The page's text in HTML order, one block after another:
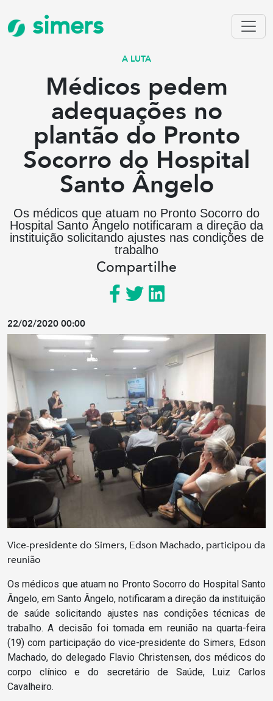
simers
A LUTA
Médicos pedem
adequações no
plantão do Pronto
Socorro do Hospital
Santo Ângelo
Os médicos que atuam no Pronto Socorro do
Hospital Santo Ângelo notificaram a direção da
instituição solicitando ajustes nas condições de
trabalho
Compartilhe
22/02/2020 00:00
Vice-presidente do Simers, Edson Machado, participou da
reunião
Os médicos que atuam no Pronto Socorro do Hospital Santo
Ângelo, em Santo Ângelo, notificaram a direção da instituição
de saúde solicitando ajustes nas condições técnicas de
trabalho. A decisão foi tomada em reunião na quarta-feira
(19) com participação do vice-presidente do Simers, Edson
Machado, do delegado Flavio Christensen, dos médicos do
corpo clínico e do secretário de Saúde, Luiz Carlos
Cavalheiro.